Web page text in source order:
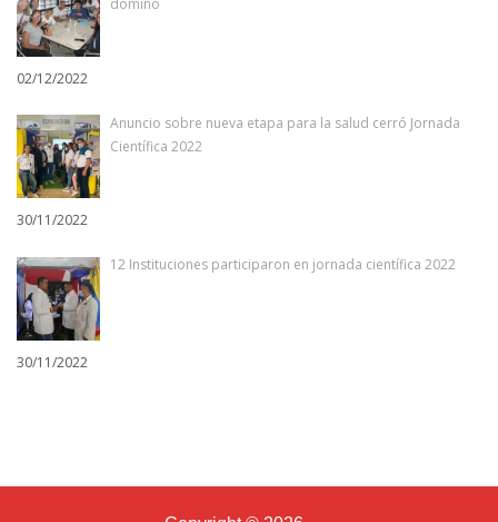
dominó
02/12/2022
Anuncio sobre nueva etapa para la salud cerró Jornada
Científica 2022
30/11/2022
12 Instituciones participaron en jornada científica 2022
30/11/2022